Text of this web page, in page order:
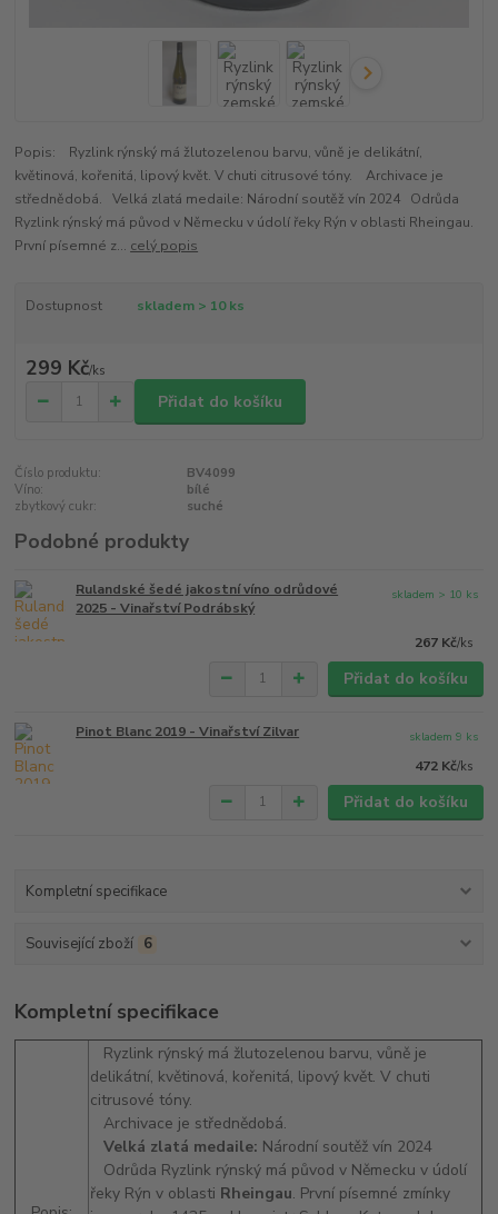
Popis: Ryzlink rýnský má žlutozelenou barvu, vůně je delikátní,
květinová, kořenitá, lipový květ. V chuti citrusové tóny. Archivace je
střednědobá. Velká zlatá medaile: Národní soutěž vín 2024 Odrůda
Ryzlink rýnský má původ v Německu v údolí řeky Rýn v oblasti Rheingau.
První písemné z... celý popis
Dostupnost skladem > 10 ks
299 Kč/ks
Přidat do košíku
Číslo produktu:
BV4099
Víno:
bílé
zbytkový cukr:
suché
Podobné produkty
Rulandské šedé jakostní víno odrůdové
2025 - Vinařství Podrábský
267 Kč/ks
skladem > 10 ks
Přidat do košíku
Pinot Blanc 2019 - Vinařství Zilvar
472 Kč/ks
skladem 9 ks
Přidat do košíku
Kompletní specifikace
Související zboží 6
Kompletní specifikace
Ryzlink rýnský má žlutozelenou barvu, vůně je
delikátní, květinová, kořenitá, lipový květ. V chuti
citrusové tóny.
Archivace je střednědobá.
Velká zlatá medaile: Národní soutěž vín 2024
Odrůda Ryzlink rýnský má původ v Německu v údolí
řeky Rýn v oblasti Rheingau. První písemné zmínky